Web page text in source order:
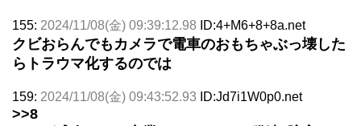
155: 2024/11/08(金) 09:39:12.98 ID:4+M6+8+8a.net
クビおらんでもカメラで電車のおもちゃぶっ壊した
らトラウマ化するのでは
159: 2024/11/08(金) 09:43:52.93 ID:Jd7i1W0p0.net
>>8